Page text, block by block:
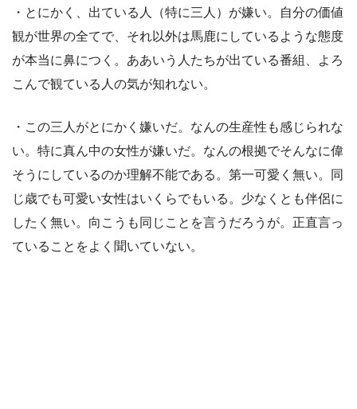
・とにかく、出ている人（特に三人）が嫌い。自分の価値
観が世界の全てで、それ以外は馬鹿にしているような態度
が本当に鼻につく。ああいう人たちが出ている番組、よろ
こんで観ている人の気が知れない。
・この三人がとにかく嫌いだ。なんの生産性も感じられな
い。特に真ん中の女性が嫌いだ。なんの根拠でそんなに偉
そうにしているのか理解不能である。第一可愛く無い。同
じ歳でも可愛い女性はいくらでもいる。少なくとも伴侶に
したく無い。向こうも同じことを言うだろうが。正直言っ
ていることをよく聞いていない。